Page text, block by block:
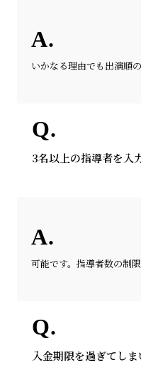
いかなる理由でも出演順
3名以上の指導者を入
可能です。指導者数の制
入金期限を過ぎてし